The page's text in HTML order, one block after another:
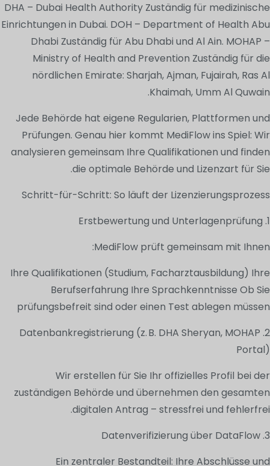
DHA – Dubai Health Authority Zuständig für medizinische
Einrichtungen in Dubai. DOH – Department of Health Abu
Dhabi Zuständig für Abu Dhabi und Al Ain. MOHAP –
Ministry of Health and Prevention Zuständig für die
nördlichen Emirate: Sharjah, Ajman, Fujairah, Ras Al
Khaimah, Umm Al Quwain.
Jede Behörde hat eigene Regularien, Plattformen und
Prüfungen. Genau hier kommt MediFlow ins Spiel: Wir
analysieren gemeinsam Ihre Qualifikationen und finden
die optimale Behörde und Lizenzart für Sie.
Schritt-für-Schritt: So läuft der Lizenzierungsprozess
1. Erstbewertung und Unterlagenprüfung
MediFlow prüft gemeinsam mit Ihnen:
Ihre Qualifikationen (Studium, Facharztausbildung) Ihre
Berufserfahrung Ihre Sprachkenntnisse Ob Sie
prüfungsbefreit sind oder einen Test ablegen müssen
2. Datenbankregistrierung (z. B. DHA Sheryan, MOHAP
Portal)
Wir erstellen für Sie Ihr offizielles Profil bei der
zuständigen Behörde und übernehmen den gesamten
digitalen Antrag – stressfrei und fehlerfrei.
3. Datenverifizierung über DataFlow
Ein zentraler Bestandteil: Ihre Abschlüsse und